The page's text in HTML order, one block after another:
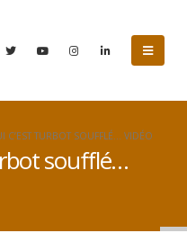
C’EST TURBOT SOUFFLÉ… VIDÉO
soufflé…